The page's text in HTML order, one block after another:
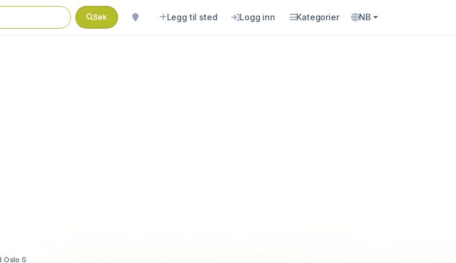
Søk Legg til sted Logg inn Kategorier NB
Oslo S